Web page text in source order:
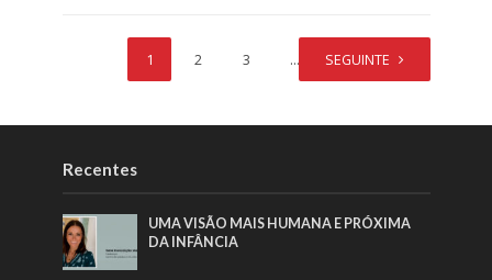
1 2 3 … 5
SEGUINTE
Recentes
UMA VISÃO MAIS HUMANA E PRÓXIMA
DA INFÂNCIA